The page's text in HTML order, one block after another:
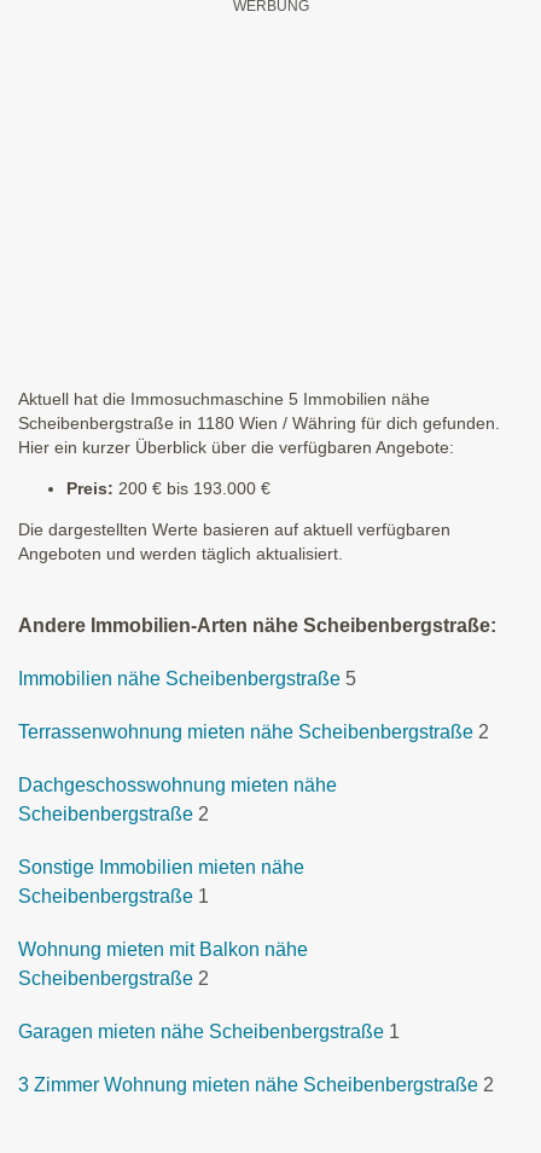
Aktuell hat die Immosuchmaschine 5 Immobilien nähe
Scheibenbergstraße in 1180 Wien / Währing für dich gefunden.
Hier ein kurzer Überblick über die verfügbaren Angebote:
Preis: 200 € bis 193.000 €
Die dargestellten Werte basieren auf aktuell verfügbaren
Angeboten und werden täglich aktualisiert.
Andere Immobilien-Arten nähe Scheibenbergstraße:
Immobilien nähe Scheibenbergstraße 5
Terrassenwohnung mieten nähe Scheibenbergstraße 2
Dachgeschosswohnung mieten nähe
Scheibenbergstraße 2
Sonstige Immobilien mieten nähe
Scheibenbergstraße 1
Wohnung mieten mit Balkon nähe
Scheibenbergstraße 2
Garagen mieten nähe Scheibenbergstraße 1
3 Zimmer Wohnung mieten nähe Scheibenbergstraße 2